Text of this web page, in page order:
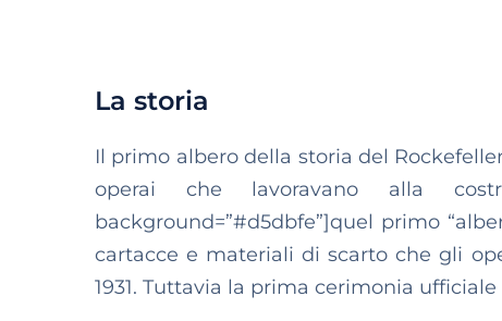
La storia
Il primo albero della storia del
operai che lavoravano alla
background=”#d5dbfe”]quel primo
cartacce e materiali di scarto che gli
1931. Tuttavia la prima cerimonia ufficiale